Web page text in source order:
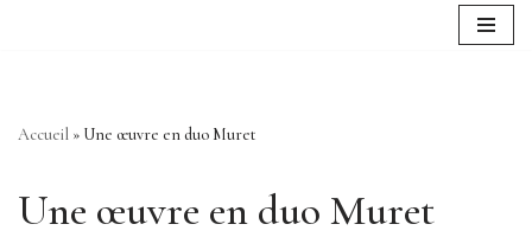
Accueil » Une œuvre en duo Muret
Une œuvre en duo Muret